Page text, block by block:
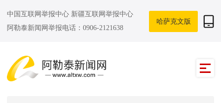
中国互联网举报中心 新疆互联网举报中心
阿勒泰新闻网举报电话：0906-2121638
哈萨克文版